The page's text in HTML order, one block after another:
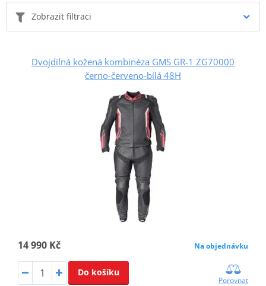
Zobrazit filtraci
Dvojdílná kožená kombinéza GMS GR-1 ZG70000
černo-červeno-bílá 48H
14 990 Kč Na objednávku
Do košíku
Porovnat